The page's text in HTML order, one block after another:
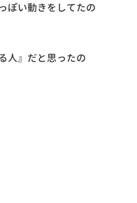
ぽい動きをしてたの
人』だと思ったの